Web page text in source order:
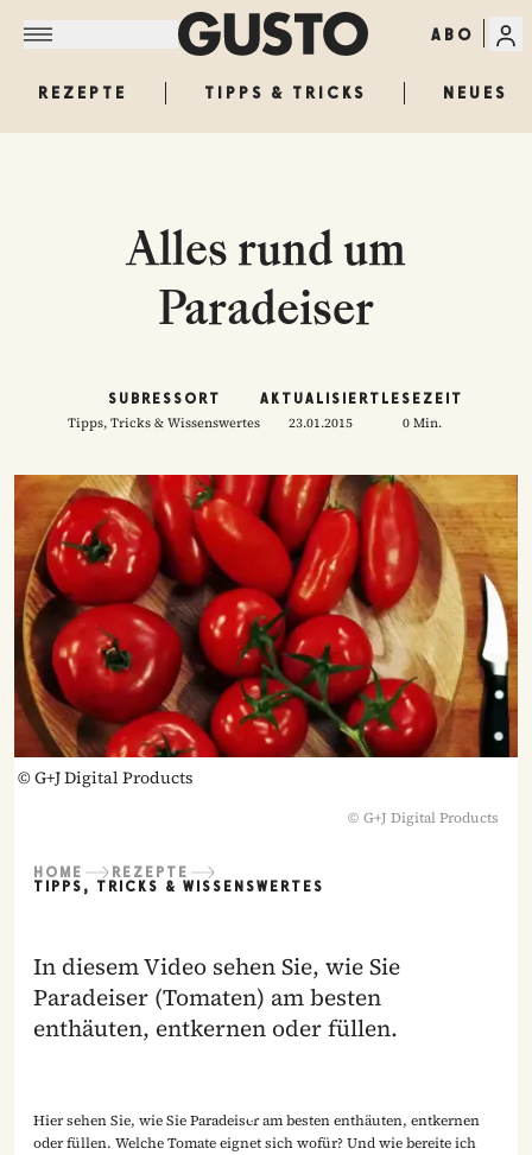
ABO
REZEPTE TIPPS & TRICKS NEUES
Alles rund um
Paradeiser
SUBRESSORT
Tipps, Tricks & Wissenswertes
AKTUALISIERT
23.01.2015
LESEZEIT
0 Min.
©G+J Digital Products
© G+J Digital Products
HOME
REZEPTE
TIPPS, TRICKS & WISSENSWERTES
In diesem Video sehen Sie, wie Sie
Paradeiser (Tomaten) am besten
enthäuten, entkernen oder füllen.
Hier sehen Sie, wie Sie Paradeiser am besten enthäuten, entkernen
oder füllen. Welche Tomate eignet sich wofür? Und wie bereite ich